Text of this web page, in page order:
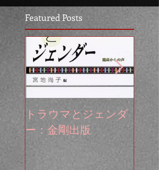
Featured Posts
トラウマとジェンダ
ー：金剛出版
無
心